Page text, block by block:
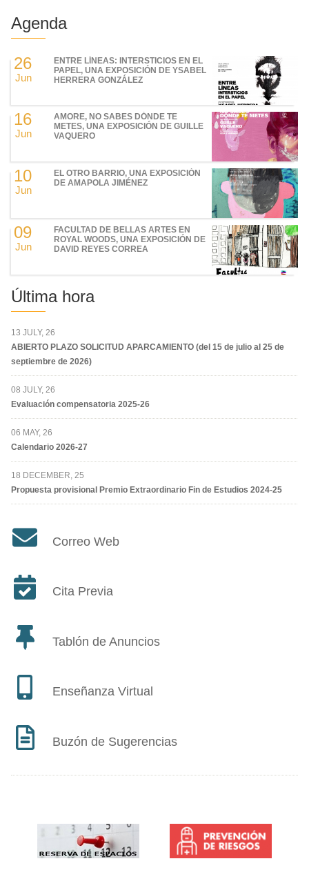
Agenda
26
Jun
ENTRE LÍNEAS: INTERSTICIOS EN EL
PAPEL, UNA EXPOSICIÓN DE YSABEL
HERRERA GONZÁLEZ
16
Jun
AMORE, NO SABES DÓNDE TE
METES, UNA EXPOSICIÓN DE GUILLE
VAQUERO
10
Jun
EL OTRO BARRIO, UNA EXPOSICIÓN
DE AMAPOLA JIMÉNEZ
09
Jun
FACULTAD DE BELLAS ARTES EN
ROYAL WOODS, UNA EXPOSICIÓN DE
DAVID REYES CORREA
Última hora
13 JULY, 26
ABIERTO PLAZO SOLICITUD APARCAMIENTO (del 15 de julio al 25 de
septiembre de 2026)
08 JULY, 26
Evaluación compensatoria 2025-26
06 MAY, 26
Calendario 2026-27
18 DECEMBER, 25
Propuesta provisional Premio Extraordinario Fin de Estudios 2024-25
Correo Web
Cita Previa
Tablón de Anuncios
Enseñanza Virtual
Buzón de Sugerencias